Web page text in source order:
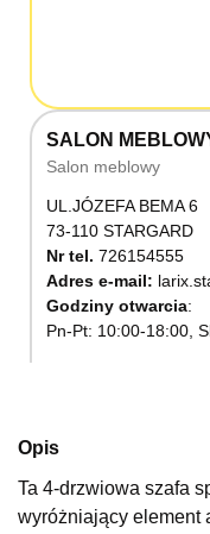
SALON
Salon meblowy
UL.JÓZEFA BEMA 6
73-110 STARGARD
Nr tel. 726154555
Adres e-mail:
Godziny otwarcia
Pn-Pt: 10:00-18:00,
SALON
Salon meblowy
Opis
Ta 4-drzwiowa szafa
wyróżniający element